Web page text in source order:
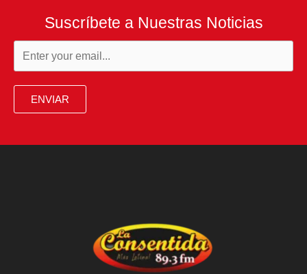
Suscríbete a Nuestras Noticias
ENVIAR